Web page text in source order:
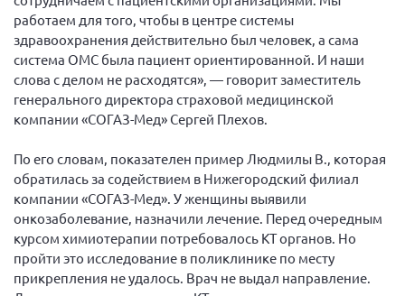
работаем для того, чтобы в центре системы
здравоохранения действительно был человек, а сама
система ОМС была пациент ориентированной. И наши
слова с делом не расходятся», — говорит заместитель
генерального директора страховой медицинской
компании «СОГАЗ-Мед» Сергей Плехов.
По его словам, показателен пример Людмилы В., которая
обратилась за содействием в Нижегородский филиал
компании «СОГАЗ-Мед». У женщины выявили
онкозаболевание, назначили лечение. Перед очередным
курсом химиотерапии потребовалось КТ органов. Но
пройти это исследование в поликлинике по месту
прикрепления не удалось. Врач не выдал направление.